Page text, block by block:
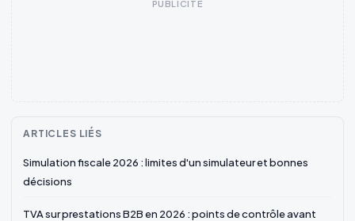
PUBLICITÉ
ARTICLES LIÉS
Simulation fiscale 2026 : limites d'un simulateur et bonnes
décisions
TVA sur prestations B2B en 2026 : points de contrôle avant